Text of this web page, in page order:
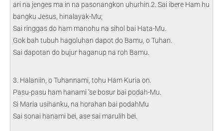
ari na jenges ma in na pasonangkon uhurhin.2. Sai ibere Ham hu
bangku Jesus, hinalayak-Mu;
Sai ringgas do ham manohu na sihol bai Hata-Mu.
Gok bah tubuh hagoluhan dapot do Bamu, o Tuhan.
Sai dapotan do bujur haganup na roh Bamu.
3. Halaniin, o Tuhannami, tohu Ham Kuria on.
Pasu-pasu ham hanami ‘se bosur bai podah-Mu.
Si Maria usihanku, na horahan bai podahMu
Sai sonai hanami bei, ase sai marulih bei.